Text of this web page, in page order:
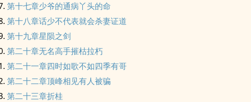
第十七章少爷的通病丫头的命
第十八章话少不代表就会杀妻证道
第十九章星陨之剑
第二十章无名高手摧枯拉朽
第二十一章四时如歌不如四季有哥
第二十二章顶峰相见有人被骗
第二十三章折桂